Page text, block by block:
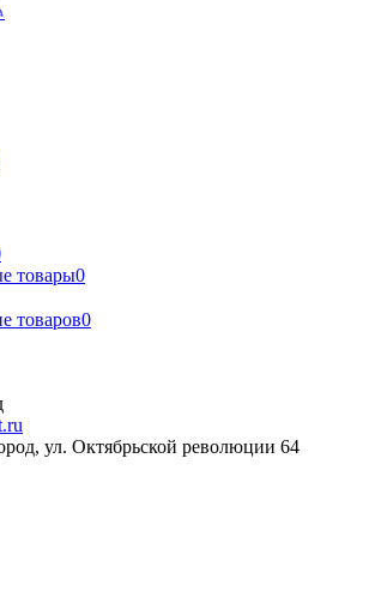
товары0
товаров0
ул. Октябрьской революции 64